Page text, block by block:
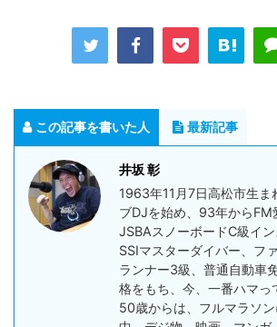
この記事を書いた人 最新記事
井坂 彰
1963年11月7日高松市生ま
ブDJを始め、93年からFM
JSBAスノーボードC級イン
SSIマスターダイバー、フ
ランナー3級、普通自動車
格をもち、今、一番ハマっ
50歳からは、フルマラソ